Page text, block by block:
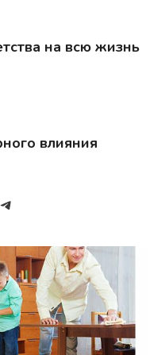
на всю жизнь
влияния
Telegram